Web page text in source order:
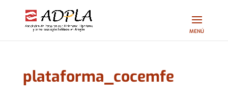
plataforma_cocemfe